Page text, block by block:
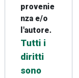
provenie
nza e/o
l'autore.
Tutti i
diritti
sono